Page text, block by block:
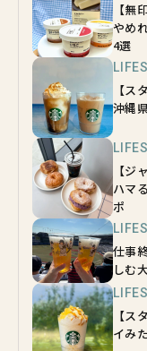
【無
やめ
4選
【ス
沖縄
【ジ
ハマ
ポ
仕事
しむ
【ス
イみ